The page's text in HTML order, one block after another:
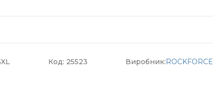
Код: 25523 Виробник:ROCKFORCE